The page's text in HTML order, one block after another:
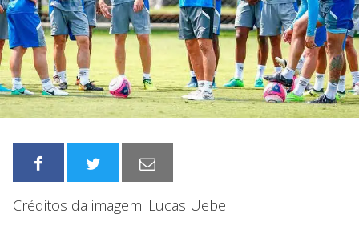
Créditos da imagem: Lucas Uebel